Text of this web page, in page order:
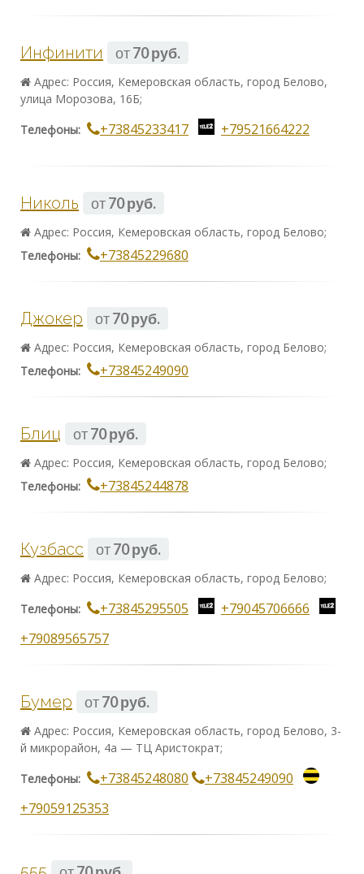
Инфинити от70 руб.
Адрес: Россия, Кемеровская область, город Белово,
улица Морозова, 16Б;
Телефоны: +73845233417 +79521664222
Николь от70 руб.
Адрес: Россия, Кемеровская область, город Белово;
Телефоны:
+73845229680
Джокер от70 руб.
Адрес: Россия, Кемеровская область, город Белово;
Телефоны:
+73845249090
Блиц от70 руб.
Адрес: Россия, Кемеровская область, город Белово;
Телефоны:
+73845244878
Кузбасс от70 руб.
Адрес: Россия, Кемеровская область, город Белово;
Телефоны: +73845295505
+79045706666
+79089565757
Бумер от70 руб.
Адрес: Россия, Кемеровская область, город Белово, 3-
й микрорайон, 4а — ТЦ Аристократ;
Телефоны: +73845248080
+73845249090
+79059125353